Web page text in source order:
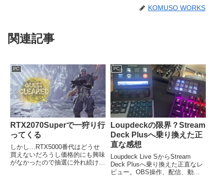
KOMUSO WORKS
関連記事
PC
RTX2070Superで一狩り行
ってくる
しかし…RTX5000番代はどうせ
買えないだろうし価格的にも興味
がなかったので抽選に外れ続けて
PC
Loupdeckの限界？Stream
Deck Plusへ乗り換えた正
直な感想
Loupdeck Live SからStream
Deck Plusへ乗り換えた正直なレ
ビュー。OBS操作、配信、動画